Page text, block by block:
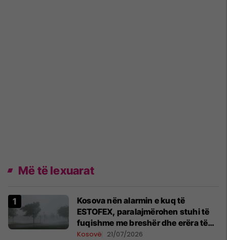
Më të lexuarat
Kosova nën alarmin e kuq të
ESTOFEX, paralajmërohen stuhi të
fuqishme me breshër dhe erëra të
forta
Kosovë 21/07/2026